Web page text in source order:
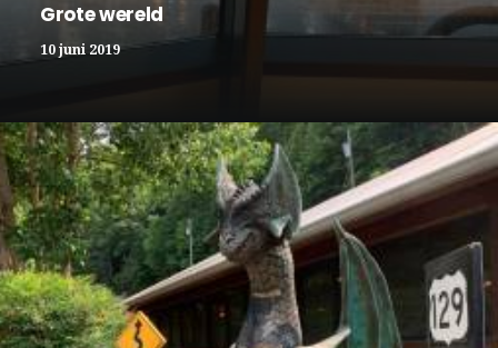
Grote wereld
10 juni 2019